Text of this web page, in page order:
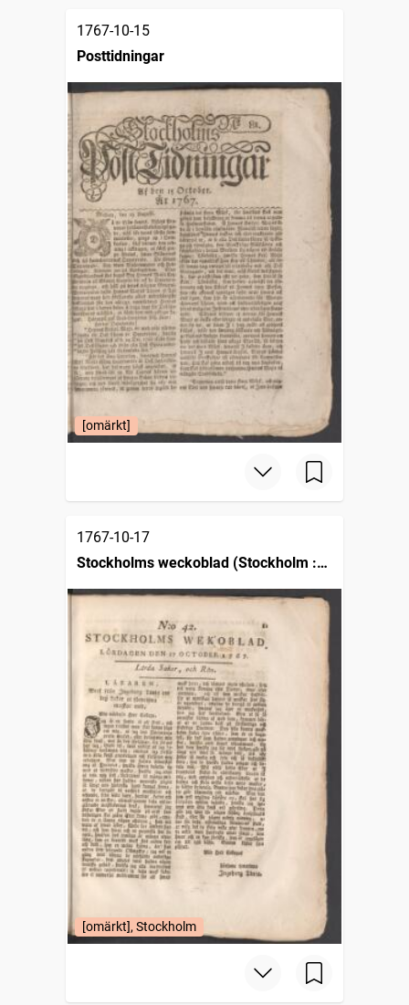
1767-10-15
Posttidningar
[omärkt]
1767-10-17
Stockholms weckoblad (Stockholm :
1745)
[omärkt], Stockholm